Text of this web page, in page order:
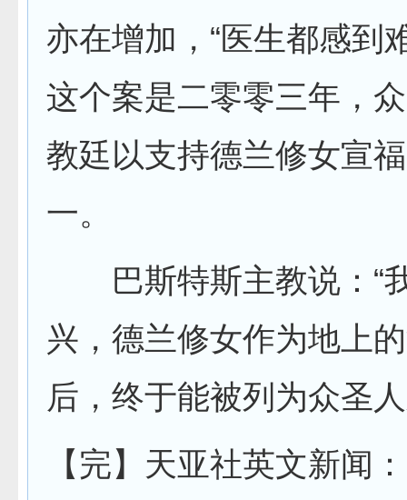
亦在增加，“医生都感到
这个案是二零零三年，
教廷以支持德兰修女宣
一。
巴斯特斯主教说：“
兴，德兰修女作为地上
后，终于能被列为众圣
【完】天亚社英文新闻：